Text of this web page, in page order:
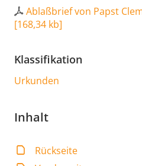
Ablaßbrief von Papst
[168,34 kb]
Klassifikation
Urkunden
Inhalt
Rückseite